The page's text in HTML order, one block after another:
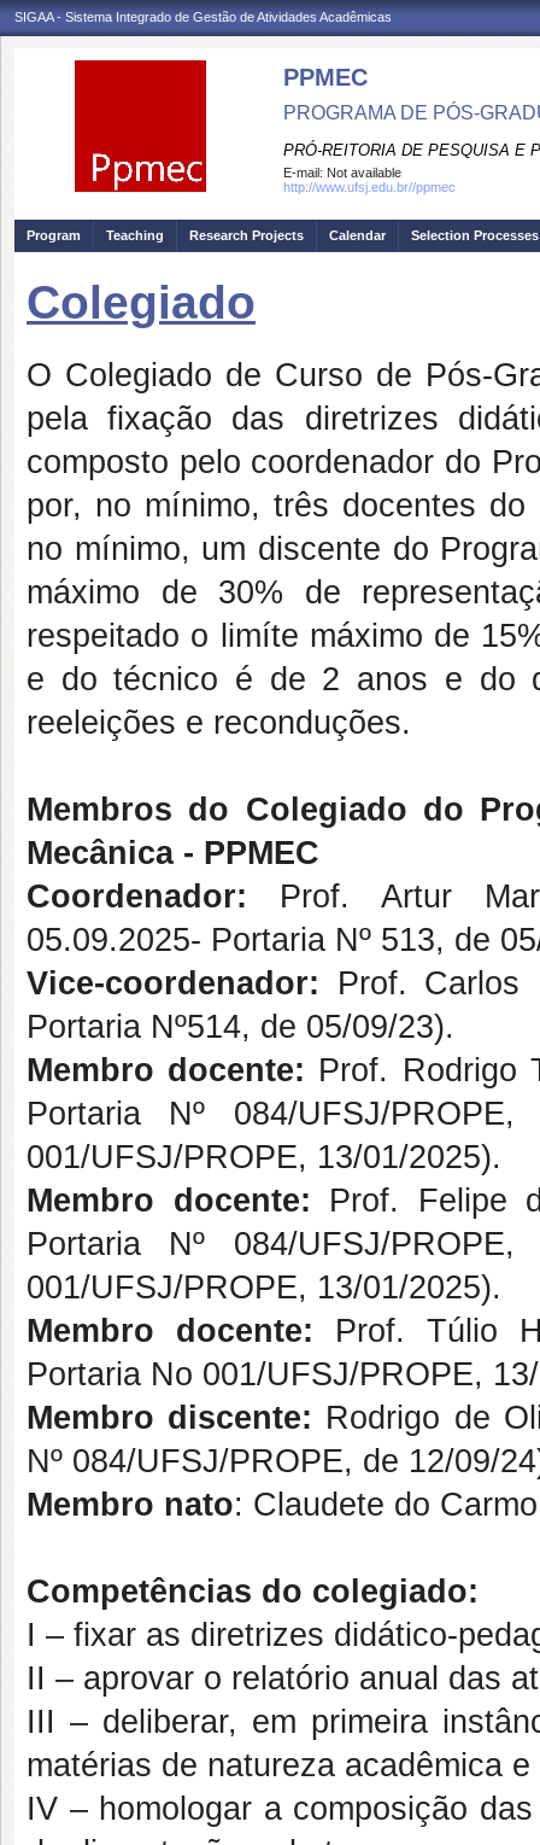
SIGAA - Sistema Integrado de Gestão de Atividades Acadêmicas
PPMEC
PROGRAMA DE PÓS-
PRÓ-REITORIA DE PESQUISA E
E-mail: Not available
http://www.ufsj.edu.br//ppmec
Program Teaching Research Projects Calendar Selection Processes
Colegiado
O Colegiado de Curso de Pós-
pela fixação das diretrizes
composto pelo coordenador do
por, no mínimo, três docentes
no mínimo, um discente do
máximo de 30% de
respeitado o limíte máximo de
e do técnico é de 2 anos e do
reeleições e reconduções.
Membros do Colegiado do
Mecânica - PPMEC
Coordenador: Prof. Artur
05.09.2025- Portaria Nº 513, de
Vice-coordenador: Prof. Carlos
Portaria Nº514, de 05/09/23).
Membro docente: Prof. Rodrigo
Portaria Nº 084/UFSJ/
001/UFSJ/PROPE, 13/01/2025).
Membro docente: Prof. Felipe
Portaria Nº 084/UFSJ/
001/UFSJ/PROPE, 13/01/2025).
Membro docente: Prof. Túlio
Portaria No 001/UFSJ/PROPE,
Membro discente: Rodrigo de
Nº 084/UFSJ/PROPE, de 12/09/
Membro nato: Claudete do
Competências do colegiado:
I – fixar as diretrizes didático-
II – aprovar o relatório anual das
III – deliberar, em primeira
matérias de natureza acadêmica
IV – homologar a composição